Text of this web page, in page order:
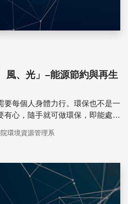
風、光」–能源節約與再生
要每個人身體力行。環保也不是一
有心，隨手就可做環保，即能處處
環境資源管理系
儲存